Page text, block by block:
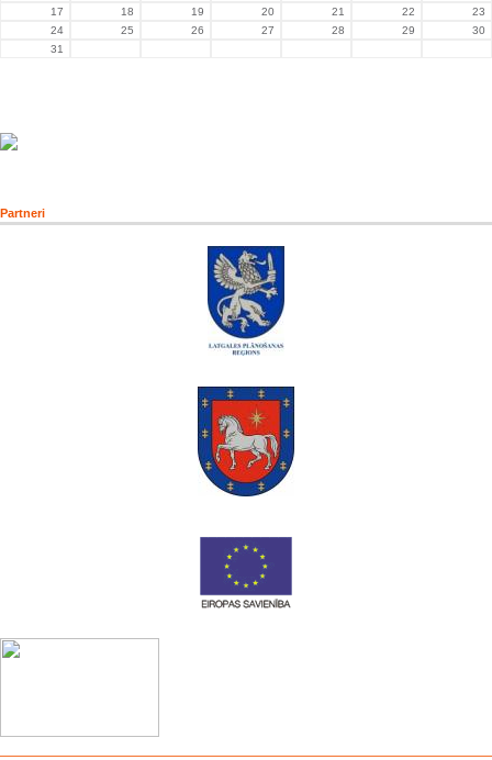
17
18 19 20 21 22
23
24
25 26 27 28 29
30
31
Partneri